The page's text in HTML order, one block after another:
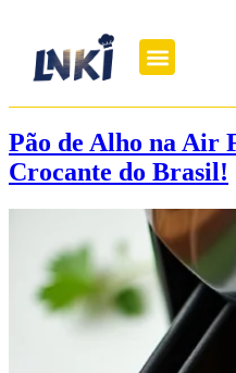
Pão de Alho na Air
Crocante do Brasil!